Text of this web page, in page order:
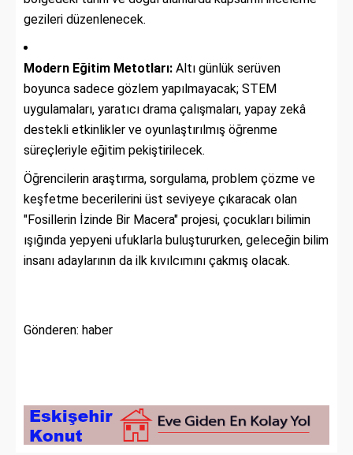
gezileri düzenlenecek.
Modern Eğitim Metotları: Altı günlük serüven
boyunca sadece gözlem yapılmayacak; STEM
uygulamaları, yaratıcı drama çalışmaları, yapay zekâ
destekli etkinlikler ve oyunlaştırılmış öğrenme
süreçleriyle eğitim pekiştirilecek.
Öğrencilerin araştırma, sorgulama, problem çözme ve
keşfetme becerilerini üst seviyeye çıkaracak olan
"Fosillerin İzinde Bir Macera" projesi, çocukları bilimin
ışığında yepyeni ufuklarla buluştururken, geleceğin bilim
insanı adaylarının da ilk kıvılcımını çakmış olacak.
Gönderen: haber